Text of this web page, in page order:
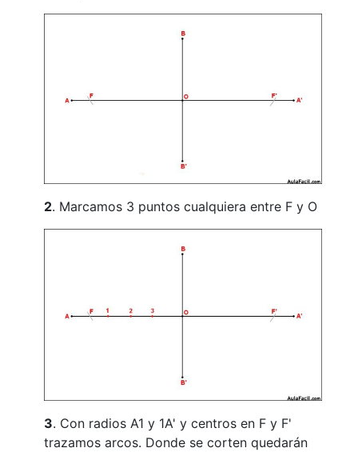
2. Marcamos 3 puntos cualquiera entre F y O
3. Con radios A1 y 1A' y centros en F y F'
trazamos arcos. Donde se corten quedarán